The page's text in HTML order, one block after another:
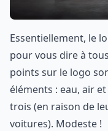
Essentiellement, le
pour vous dire à
points sur le logo
éléments : eau, air
trois (en raison de
voitures). Modeste !